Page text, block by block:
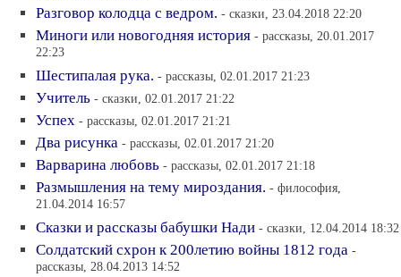
Разговор колодца с ведром. - сказки, 23.04.2018 22:20
Миноги или новогодняя история - рассказы, 20.01.2017
22:23
Шестипалая рука. - рассказы, 02.01.2017 21:23
Учитель - сказки, 02.01.2017 21:22
Успех - рассказы, 02.01.2017 21:21
Два рисунка - рассказы, 02.01.2017 21:20
Варварина любовь - рассказы, 02.01.2017 21:18
Размышления на тему мироздания. - философия,
21.04.2014 16:57
Сказки и рассказы бабушки Нади - сказки, 12.04.2014 18:32
Солдатский схрон к 200летию войны 1812 года -
рассказы, 28.04.2013 14:52